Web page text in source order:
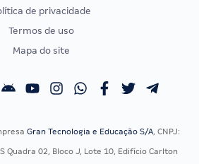
EXAME DE ORDEM
Calendário OAB
de privacidade
Termos de uso
Mapa do site
Gran Tecnologia e Educação S/A, CNPJ:
Quadra 02, Bloco J, Lote 10, Edifício Carlton